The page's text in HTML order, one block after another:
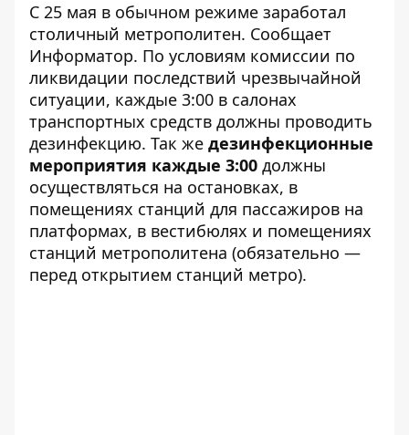
С 25 мая в обычном режиме заработал
столичный метрополитен. Сообщает
Информатор. По условиям комиссии по
ликвидации последствий чрезвычайной
ситуации, каждые 3:00 в салонах
транспортных средств должны проводить
дезинфекцию. Так же дезинфекционные
мероприятия каждые 3:00 должны
осуществляться на остановках, в
помещениях станций для пассажиров на
платформах, в вестибюлях и помещениях
станций метрополитена (обязательно —
перед открытием станций метро).